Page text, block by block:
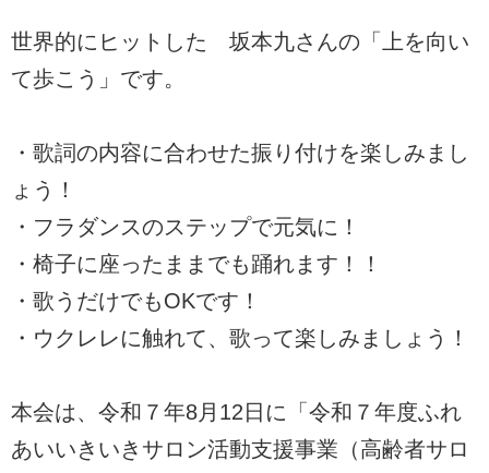
世界的にヒットした 坂本九さんの「上を向い
て歩こう」です。
・歌詞の内容に合わせた振り付けを楽しみまし
ょう！
・フラダンスのステップで元気に！
・椅子に座ったままでも踊れます！！
・歌うだけでもOKです！
・ウクレレに触れて、歌って楽しみましょう！
本会は、令和７年8月12日に「令和７年度ふれ
あいいきいきサロン活動支援事業（高齢者サロ